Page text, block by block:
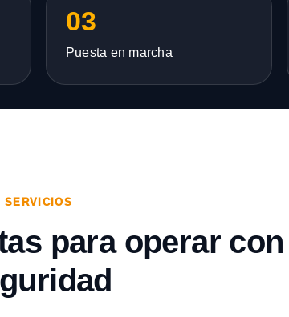
03
Puesta en marcha
SERVICIOS
para operar